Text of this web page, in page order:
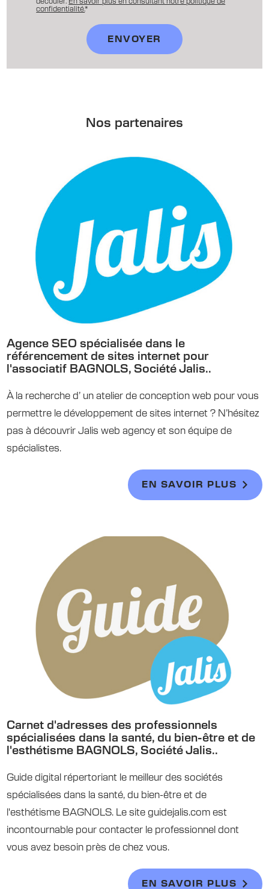
découler. En savoir plus en consultant notre politique de
confidentialité.*
Nos partenaires
Agence SEO spécialisée dans le
référencement de sites internet pour
l'associatif BAGNOLS, Société Jalis..
À la recherche d’ un atelier de conception web pour vous
permettre le développement de sites internet ? N’hésitez
pas à découvrir Jalis web agency et son équipe de
spécialistes.
EN SAVOIR PLUS
Carnet d'adresses des professionnels
spécialisées dans la santé, du bien-être et de
l'esthétisme BAGNOLS, Société Jalis..
Guide digital répertoriant le meilleur des sociétés
spécialisées dans la santé, du bien-être et de
l'esthétisme BAGNOLS. Le site guidejalis.com est
incontournable pour contacter le professionnel dont
vous avez besoin près de chez vous.
EN SAVOIR PLUS